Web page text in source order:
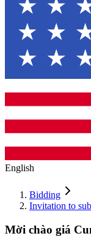
English
Bidding
Invitation to
Mời chào giá